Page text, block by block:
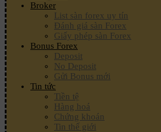
Broker
List sàn forex uy tín
Đánh giá sàn Forex
Giấy phép sàn Forex
Bonus Forex
Deposit
No Deposit
Gửi Bonus mới
Tin tức
Tiền tệ
Hàng hoá
Chứng khoán
Tin thế giới